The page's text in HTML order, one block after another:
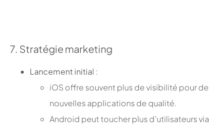
7. Stratégie marketing
Lancement initial :
iOS offre souvent plus de visibilité pour de
nouvelles applications de qualité.
Android peut toucher plus d’utilisateurs via